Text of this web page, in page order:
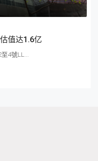
值达1.6亿
4號LL...